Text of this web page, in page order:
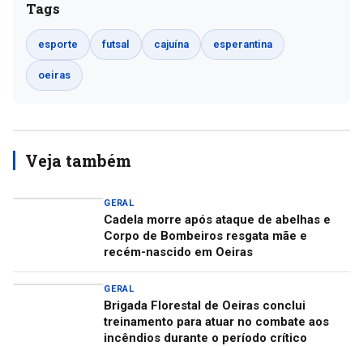
Tags
esporte futsal cajuína esperantina
oeiras
Veja também
GERAL
Cadela morre após ataque de abelhas e
Corpo de Bombeiros resgata mãe e
recém-nascido em Oeiras
GERAL
Brigada Florestal de Oeiras conclui
treinamento para atuar no combate aos
incêndios durante o período crítico